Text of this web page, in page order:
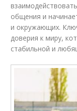
общения и
и окружающих.
доверия к миру,
стабильной и